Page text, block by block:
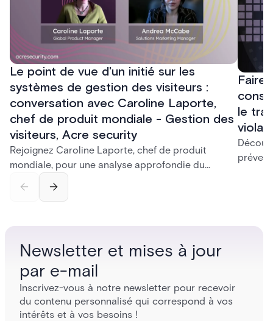
Le point de vue d'un initié sur les
systèmes de gestion des visiteurs :
conversation avec Caroline Laporte,
chef de produit mondiale - Gestion des
visiteurs, Acre security
Rejoignez Caroline Laporte, chef de produit
mondiale, pour une analyse approfondie du
système de gestion des visiteurs de sécurité
d'Acre et de son importance dans le paysage de
Faire
le
Newsletter et mises à jour
par e-mail
Inscrivez-vous à notre newsletter pour recevoir
du contenu personnalisé qui correspond à vos
intérêts et à vos besoins !